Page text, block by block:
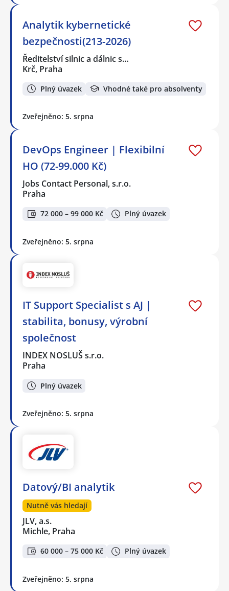
Analytik kybernetické
bezpečnosti(213-2026)
Ředitelství silnic a dálnic s…
Krč, Praha
Plný úvazek Vhodné také pro absolventy
Zveřejněno: 5. srpna
DevOps Engineer | Flexibilní
HO (72-99.000 Kč)
Jobs Contact Personal, s.r.o.
Praha
72 000 – 99 000 Kč Plný úvazek
Zveřejněno: 5. srpna
IT Support Specialist s AJ |
stabilita, bonusy, výrobní
společnost
INDEX NOSLUŠ s.r.o.
Praha
Plný úvazek
Zveřejněno: 5. srpna
Datový/BI analytik
Nutně vás hledají
JLV, a.s.
Michle, Praha
60 000 – 75 000 Kč Plný úvazek
Zveřejněno: 5. srpna